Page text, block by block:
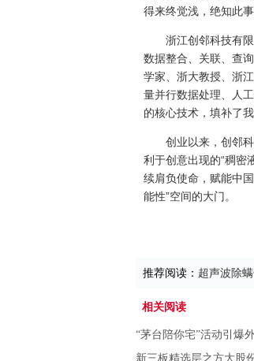
得来终觉浅，绝知此
浙江创邻科技有
数据整合、关联、查
学家、浙大教授、浙
量并行数据处理、人
的核心技术，填补了
创业以来，创邻
利于创意出现的“稠密
续肩负使命，赋能中
能性”空间的大门。
推荐阅读： 超声波除
相关阅读
“茅台陪你宅”活动引爆
新三板精选层之方大股